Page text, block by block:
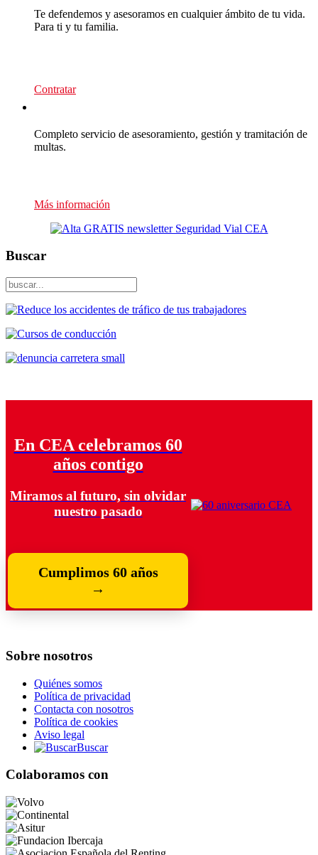
Te defendemos y asesoramos en cualquier ámbito de tu vida.
Para ti y tu familia.
Contratar
Completo servicio de asesoramiento, gestión y tramitación de
multas.
Más información
Buscar
En CEA celebramos 60
años contigo
Miramos al futuro, sin olvidar
nuestro pasado
Cumplimos 60 años
→
Sobre nosotros
Quiénes somos
Política de privacidad
Contacta con nosotros
Política de cookies
Aviso legal
Buscar
Colaboramos con